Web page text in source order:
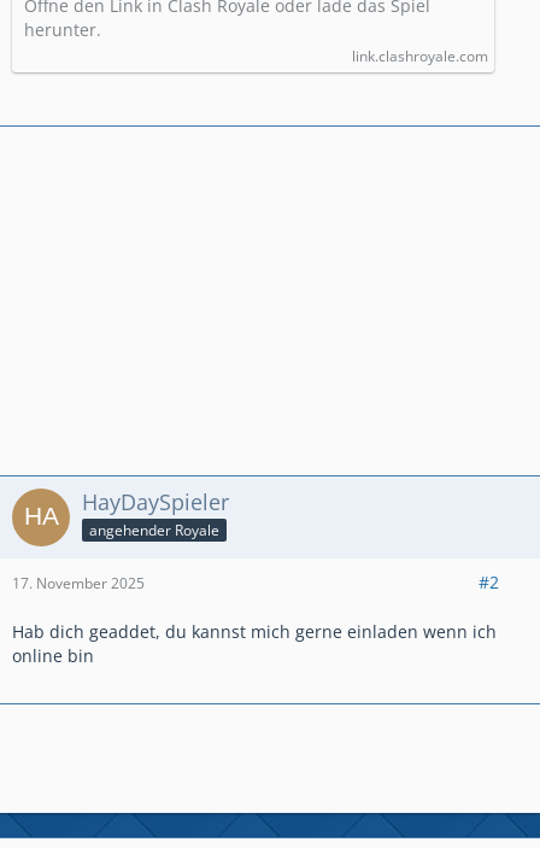
Öffne den Link in Clash Royale oder lade das Spiel
herunter.
link.clashroyale.com
HayDaySpieler
angehender Royale
17. November 2025 #2
Hab dich geaddet, du kannst mich gerne einladen wenn ich
online bin